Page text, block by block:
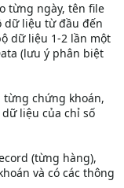
từng ngày, tên file
dữ liệu từ đầu đến
dữ liệu 1-2 lần một
(lưu ý phân biệt
từng chứng khoán,
liệu của chỉ số
(từng hàng),
và có các thông